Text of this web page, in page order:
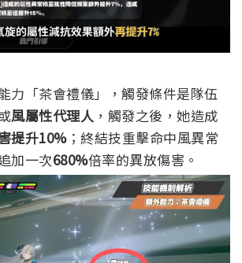
力「茶會禮儀」，觸發條件是隊伍
風屬性代理人 ，觸發之後，她造成
提升10%；終結技重擊命中風異常
加一次680%倍率的異放傷害。